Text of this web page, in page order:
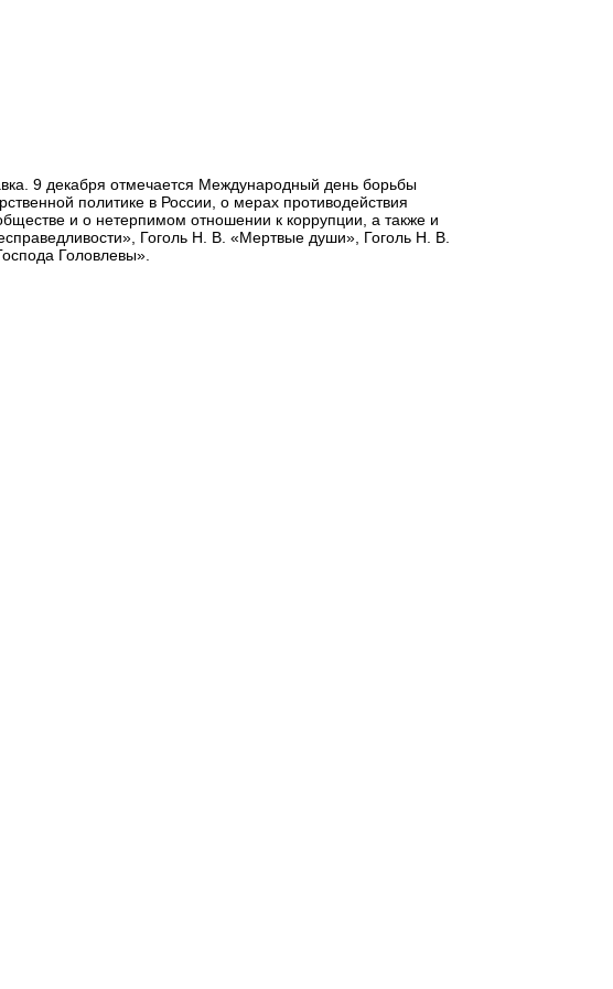
9 декабря отмечается Международный день борьбы
политике в России, о мерах противодействия
и о нетерпимом отношении к коррупции, а также и
Гоголь Н. В. «Мертвые души», Гоголь Н. В.
Головлевы».